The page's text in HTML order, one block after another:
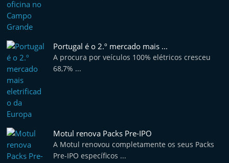
Portugal é o 2.º mercado mais ...
A procura por veículos 100% elétricos cresceu
68,7% ...
Motul renova Packs Pre-IPO
A Motul renovou completamente os seus Packs
Pre-IPO específicos ...